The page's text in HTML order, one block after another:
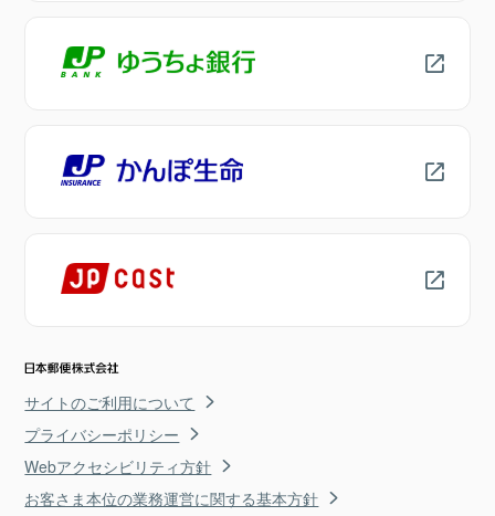
サイトのご利用について
プライバシーポリシー
Webアクセシビリティ方針
お客さま本位の業務運営に関する基本方針